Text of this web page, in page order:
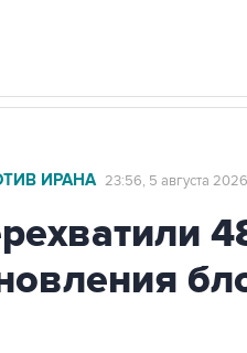
ИРАНА 23:56, 5 августа 2026